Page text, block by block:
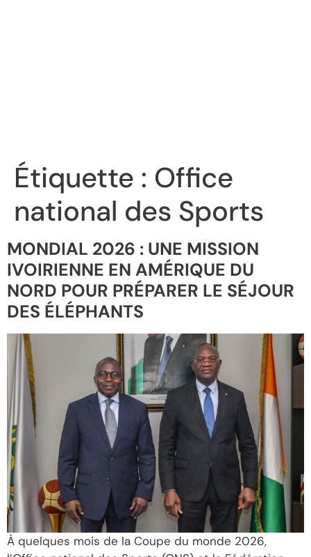
Étiquette : Office
national des Sports
MONDIAL 2026 : UNE MISSION
IVOIRIENNE EN AMÉRIQUE DU
NORD POUR PRÉPARER LE SÉJOUR
DES ÉLÉPHANTS
À quelques mois de la Coupe du monde 2026,